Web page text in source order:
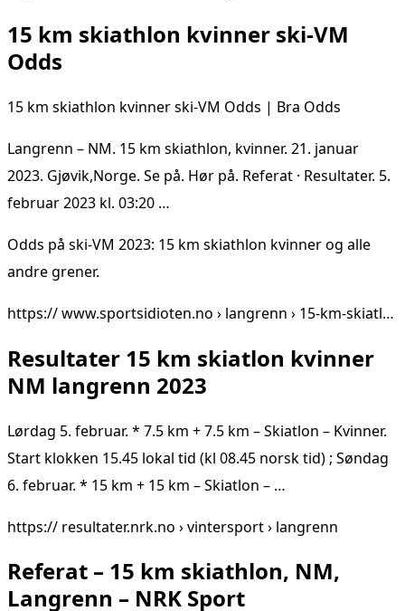
15 km skiathlon kvinner ski-VM
Odds
15 km skiathlon kvinner ski-VM Odds | Bra Odds
Langrenn – NM. 15 km skiathlon, kvinner. 21. januar
2023. Gjøvik,Norge. Se på. Hør på. Referat · Resultater. 5.
februar 2023 kl. 03:20 …
Odds på ski-VM 2023: 15 km skiathlon kvinner og alle
andre grener.
https:// www.sportsidioten.no › langrenn › 15-km-skiatl…
Resultater 15 km skiatlon kvinner
NM langrenn 2023
Lørdag 5. februar. * 7.5 km + 7.5 km – Skiatlon – Kvinner.
Start klokken 15.45 lokal tid (kl 08.45 norsk tid) ; Søndag
6. februar. * 15 km + 15 km – Skiatlon – …
https:// resultater.nrk.no › vintersport › langrenn
Referat – 15 km skiathlon, NM,
Langrenn – NRK Sport